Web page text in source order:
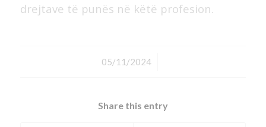
drejtave të punës në këtë profesion.
05/11/2024
/
Share this entry